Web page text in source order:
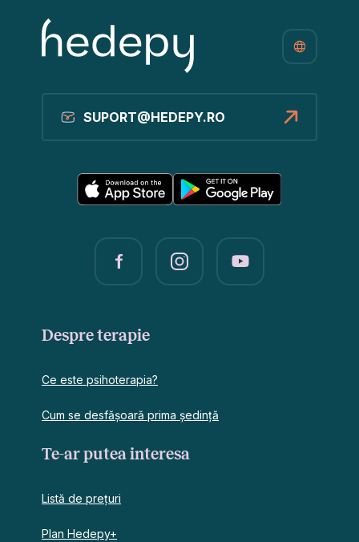
SUPORT@HEDEPY.RO
Despre terapie
Ce este psihoterapia?
Cum se desfășoară prima ședință
Te-ar putea interesa
Listă de prețuri
Plan Hedepy+